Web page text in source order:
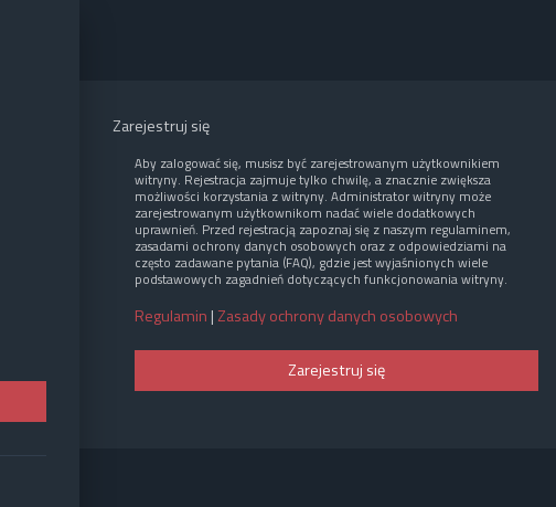
Zarejestruj się
Aby zalogować się, musisz być zarejestrowanym użytkownikiem
witryny. Rejestracja zajmuje tylko chwilę, a znacznie zwiększa
możliwości korzystania z witryny. Administrator witryny może
zarejestrowanym użytkownikom nadać wiele dodatkowych
uprawnień. Przed rejestracją zapoznaj się z naszym regulaminem,
zasadami ochrony danych osobowych oraz z odpowiedziami na
często zadawane pytania (FAQ), gdzie jest wyjaśnionych wiele
podstawowych zagadnień dotyczących funkcjonowania witryny.
Regulamin | Zasady ochrony danych osobowych
Zarejestruj się